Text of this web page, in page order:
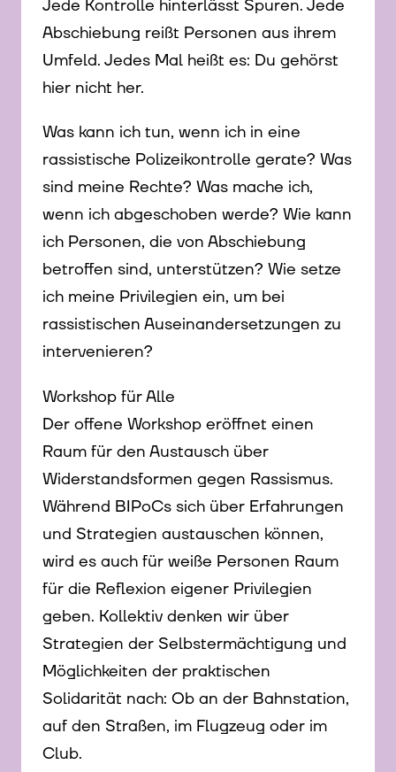
Jede Kontrolle hinterlässt Spuren. Jede
Abschiebung reißt Personen aus ihrem
Umfeld. Jedes Mal heißt es: Du gehörst
hier nicht her.
Was kann ich tun, wenn ich in eine
rassistische Polizeikontrolle gerate? Was
sind meine Rechte? Was mache ich,
wenn ich abgeschoben werde? Wie kann
ich Personen, die von Abschiebung
betroffen sind, unterstützen? Wie setze
ich meine Privilegien ein, um bei
rassistischen Auseinandersetzungen zu
intervenieren?
Workshop für Alle
Der offene Workshop eröffnet einen
Raum für den Austausch über
Widerstandsformen gegen Rassismus.
Während BIPoCs sich über Erfahrungen
und Strategien austauschen können,
wird es auch für weiße Personen Raum
für die Reflexion eigener Privilegien
geben. Kollektiv denken wir über
Strategien der Selbstermächtigung und
Möglichkeiten der praktischen
Solidarität nach: Ob an der Bahnstation,
auf den Straßen, im Flugzeug oder im
Club.